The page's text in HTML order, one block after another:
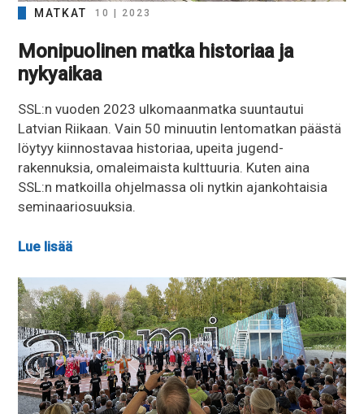
MATKAT 10 | 2023
Monipuolinen matka historiaa ja
nykyaikaa
SSL:n vuoden 2023 ulkomaanmatka suuntautui
Latvian Riikaan. Vain 50 minuutin lentomatkan päästä
löytyy kiinnostavaa historiaa, upeita jugend-
rakennuksia, omaleimaista kulttuuria. Kuten aina
SSL:n matkoilla ohjelmassa oli nytkin ajankohtaisia
seminaariosuuksia.
Lue lisää